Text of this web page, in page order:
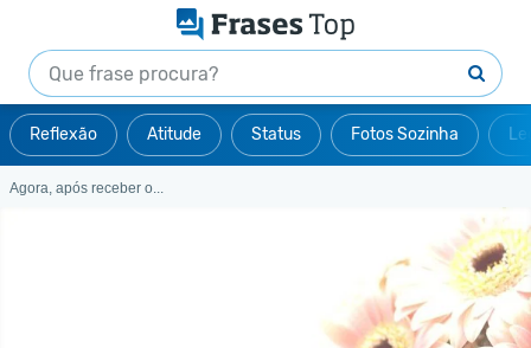
Reflexão Atitude Status Fotos Sozinha
Agora, após receber o...